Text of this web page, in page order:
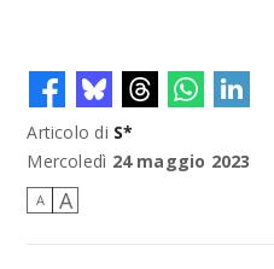
Articolo di S*
Mercoledì 24 maggio 2023
A A